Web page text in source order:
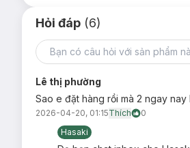
Bảo quản:
Nơi khô ráo thoáng mát.
Tránh ánh nắng trực tiếp, nơi
Đậy nắp kín sau khi sử dụng.
Hỏi đáp (6)
Lê thị phường
Sao e đặt hàng rồi mà 2 ngay
2026-04-20, 01:15Thích
0
Hasaki